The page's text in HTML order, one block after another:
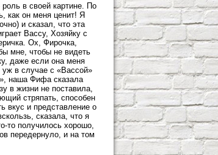
в своей картине. По
как он меня ценит! Я
и сказал, что эта
Вассу, Хозяйку с
Ох, Фирочка,
мне, чтобы не видеть
даже если она меня
уж в случае с «Вассой»
наша Фифа сказала
в жизни не поставила,
стряпать, способен
вкус и представление о
сказала, что я
то получилось хорошо,
передернуло, и на том